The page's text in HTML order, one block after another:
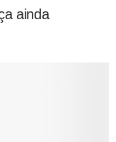
ainda